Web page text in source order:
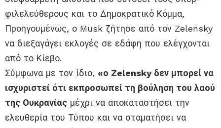
φιλελεύθερους και το Δημοκρατικό Κόμμα,
Προηγουμένως, ο Musk ζήτησε από τον Zelensky
να διεξαγάγει εκλογές σε εδάφη που ελέγχονται
από το Κίεβο.
Σύμφωνα με τον ίδιο, «ο Zelensky δεν μπορεί να
ισχυριστεί ότι εκπροσωπεί τη βούληση του λαού
της Ουκρανίας μέχρι να αποκαταστήσει την
ελευθερία του Τύπου και να σταματήσει να